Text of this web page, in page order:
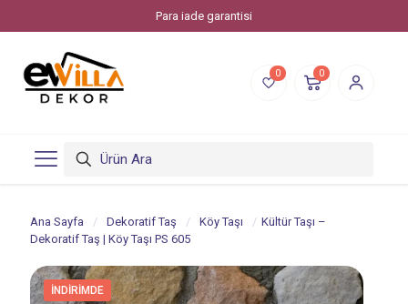
Para iade garantisi
0 0
Ana Sayfa / Dekoratif Taş / Köy Taşı / Kültür Taşı –
Dekoratif Taş | Köy Taşı PS 605
İNDIRIMDE